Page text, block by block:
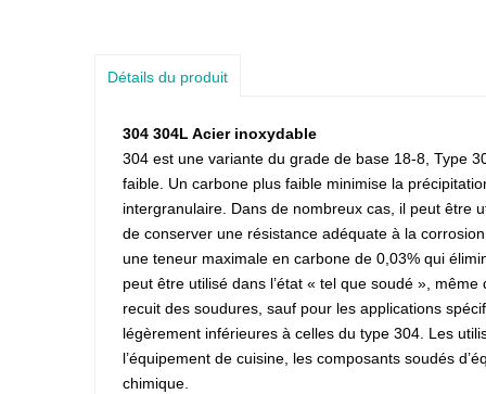
Détails du produit
304 304L Acier inoxydable
304 est une variante du grade de base 18-8, Type
faible. Un carbone plus faible minimise la
intergranulaire. Dans de nombreux cas, il peut être
de conserver une résistance adéquate à la
une teneur maximale en carbone de 0,03% qui
peut être utilisé dans l’état « tel que soudé »,
recuit des soudures, sauf pour les applications
légèrement inférieures à celles du type 304. Les
l’équipement de cuisine, les composants soudés
chimique.